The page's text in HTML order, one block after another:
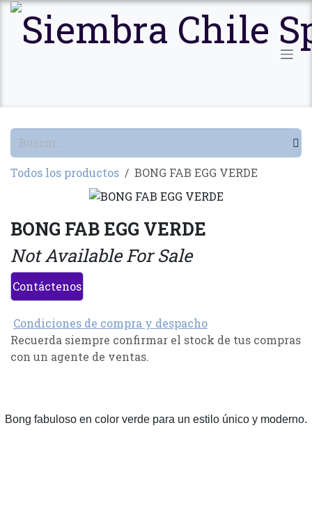
Ir al contenido
Todos los productos BONG FAB EGG VERDE
BONG FAB EGG VERDE
Not Available For Sale
Contáctenos
Condiciones de compra y despacho
Recuerda siempre confirmar el stock de tus compras
con un agente de ventas.
Bong fabuloso en color verde para un estilo único y moderno.